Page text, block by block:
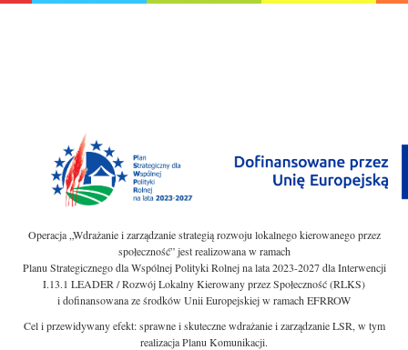
Operacja „Wdrażanie i zarządzanie strategią rozwoju lokalnego kierowanego przez
społeczność” jest realizowana w ramach
Planu Strategicznego dla Wspólnej Polityki Rolnej na lata 2023-2027 dla Interwencji
I.13.1 LEADER / Rozwój Lokalny Kierowany przez Społeczność (RLKS)
i dofinansowana ze środków Unii Europejskiej w ramach EFRROW
Cel i przewidywany efekt: sprawne i skuteczne wdrażanie i zarządzanie LSR, w tym
realizacja Planu Komunikacji.